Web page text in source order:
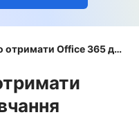
Як безкоштовно отримати Office 365 для навчання (проста інструкція)